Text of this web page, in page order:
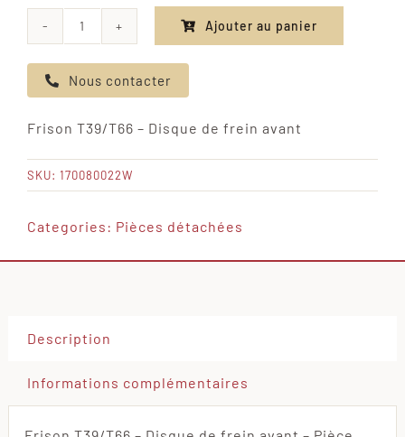
de
Frison
-
Disque
de
Ajouter au panier
Nous contacter
Frison T39/T66 – Disque de frein avant
SKU: 170080022W
Categories: Pièces détachées
Description
Informations complémentaires